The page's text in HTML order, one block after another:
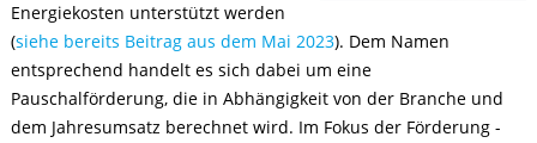
Energiekosten unterstützt werden
(siehe bereits Beitrag aus dem Mai 2023). Dem Namen
entsprechend handelt es sich dabei um eine
Pauschalförderung, die in Abhängigkeit von der Branche und
dem Jahresumsatz berechnet wird. Im Fokus der Förderung -